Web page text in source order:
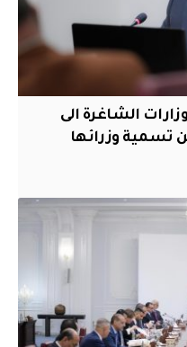
الشاغرة الى
تسمية وزرائها